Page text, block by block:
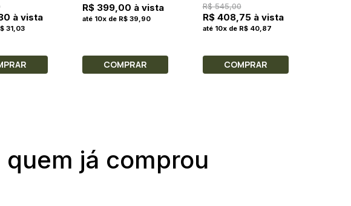
à vista
31,03
R$ 399,00 à vista
até 10x de R$ 39,90
COMPRAR
Feminino 100ml
R$ 545,00
R$ 408,75 à vista
até 10x de R$ 40,87
COMPRAR
já comprou